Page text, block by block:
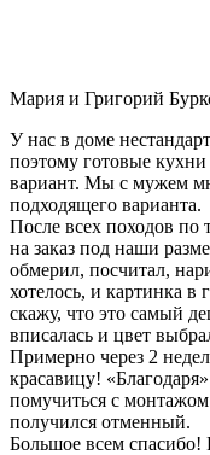
Мария и Григорий
У нас в доме
поэтому готовые
вариант. Мы с мужем
подходящего варианта.
После всех походов
на заказ под наши
обмерил, посчитал,
хотелось, и картинка в
скажу, что это самый
вписалась и цвет
Примерно через 2
красавицу!
помучиться с
получился отменный.
Большое всем спасибо!